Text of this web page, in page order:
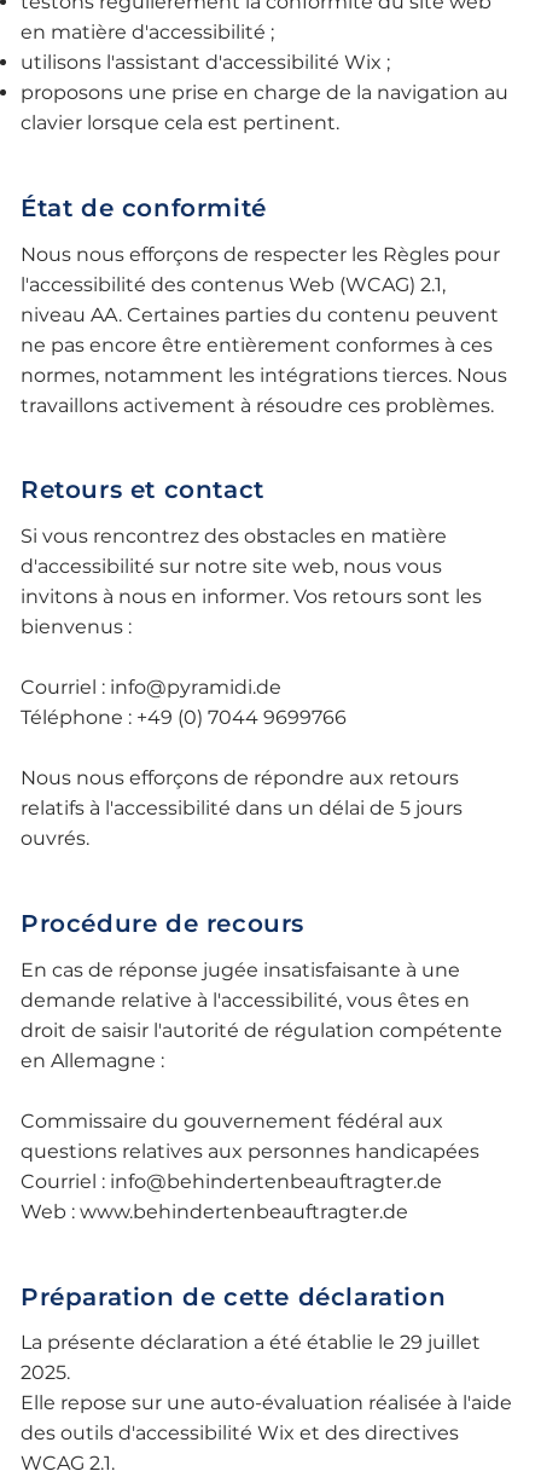
en matière d'accessibilité ;
utilisons l'assistant d'accessibilité Wix ;
proposons une prise en charge de la navigation au
clavier lorsque cela est pertinent.
État de conformité
Nous nous efforçons de respecter les Règles pour
l'accessibilité des contenus Web (WCAG) 2.1,
niveau AA. Certaines parties du contenu peuvent
ne pas encore être entièrement conformes à ces
normes, notamment les intégrations tierces. Nous
travaillons activement à résoudre ces problèmes.
Retours et contact
Si vous rencontrez des obstacles en matière
d'accessibilité sur notre site web, nous vous
invitons à nous en informer. Vos retours sont les
bienvenus :
Courriel : info@pyramidi.de
Téléphone : +49 (0) 7044 9699766
Nous nous efforçons de répondre aux retours
relatifs à l'accessibilité dans un délai de 5 jours
ouvrés.
Procédure de recours
En cas de réponse jugée insatisfaisante à une
demande relative à l'accessibilité, vous êtes en
droit de saisir l'autorité de régulation compétente
en Allemagne :
Commissaire du gouvernement fédéral aux
questions relatives aux personnes handicapées
Courriel : info@behindertenbeauftragter.de
Web :www.behindertenbeauftragter.de
Préparation de cette déclaration
La présente déclaration a été établie le 29 juillet
2025.
Elle repose sur une auto-évaluation réalisée à l'aide
des outils d'accessibilité Wix et des directives
WCAG 2.1.